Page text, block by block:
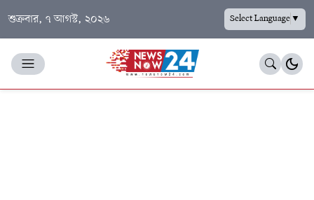
শুক্রবার, ৭ আগস্ট, ২০২৬ Select Language▼